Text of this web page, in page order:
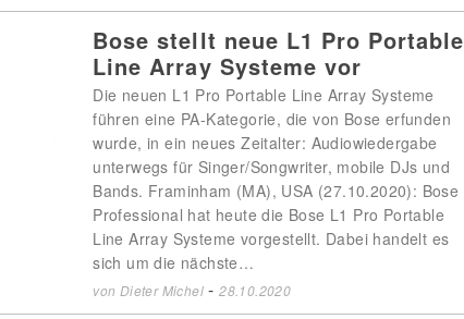
Bose stellt neue L1 Pro Portable
Line Array Systeme vor
Die neuen L1 Pro Portable Line Array Systeme
führen eine PA-Kategorie, die von Bose erfunden
wurde, in ein neues Zeitalter: Audiowiedergabe
unterwegs für Singer/Songwriter, mobile DJs und
Bands. Framinham (MA), USA (27.10.2020): Bose
Professional hat heute die Bose L1 Pro Portable
Line Array Systeme vorgestellt. Dabei handelt es
sich um die nächste…
von Dieter Michel-28.10.2020